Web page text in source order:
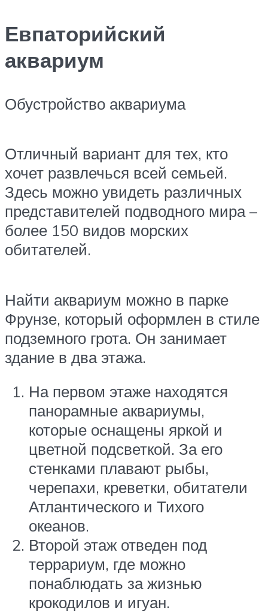
Евпаторийский
аквариум
Обустройство аквариума
Отличный вариант для тех, кто
хочет развлечься всей семьей.
Здесь можно увидеть различных
представителей подводного мира –
более 150 видов морских
обитателей.
Найти аквариум можно в парке
Фрунзе, который оформлен в стиле
подземного грота. Он занимает
здание в два этажа.
На первом этаже находятся
панорамные аквариумы,
которые оснащены яркой и
цветной подсветкой. За его
стенками плавают рыбы,
черепахи, креветки, обитатели
Атлантического и Тихого
океанов.
Второй этаж отведен под
террариум, где можно
понаблюдать за жизнью
крокодилов и игуан.